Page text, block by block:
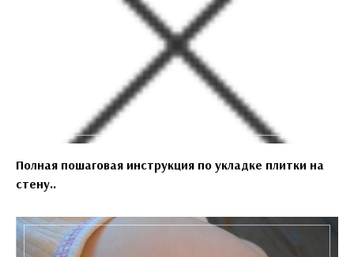
Полная пошаговая инструкция по укладке плитки на
стену..